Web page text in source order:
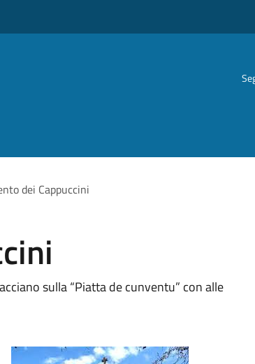
dei Cappuccini
sulla “Piatta de cunventu” con alle